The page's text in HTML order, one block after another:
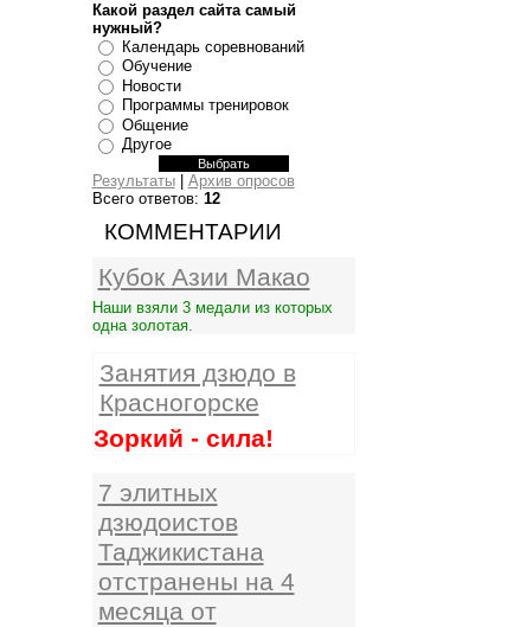
Какой раздел сайта самый
нужный?
Календарь соревнований
Обучение
Новости
Программы тренировок
Общение
Другое
Результаты| Архив опросов
Всего ответов: 12
КОММЕНТАРИИ
Кубок Азии Макао
Наши взяли 3 медали из которых
одна золотая.
Занятия дзюдо в
Красногорске
Зоркий - сила!
7 элитных
дзюдоистов
Таджикистана
отстранены на 4
месяца от